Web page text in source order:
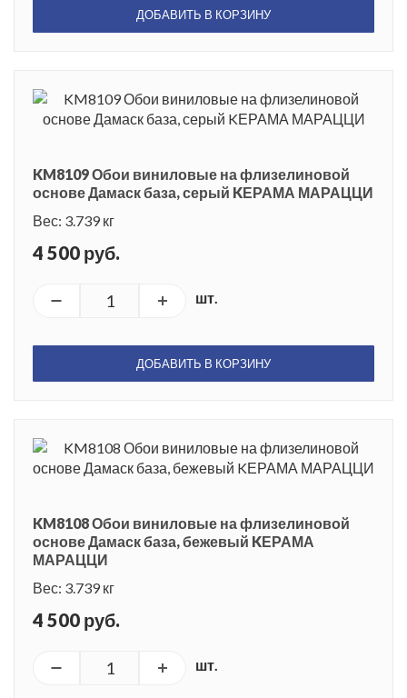
ДОБАВИТЬ В КОРЗИНУ
KM8109 Обои виниловые на флизелиновой
основе Дамаск база, серый KЕРАМА МАРАЦЦИ
Вес: 3.739 кг
4 500 руб.
шт.
ДОБАВИТЬ В КОРЗИНУ
KM8108 Обои виниловые на флизелиновой
основе Дамаск база, бежевый KЕРАМА
МАРАЦЦИ
Вес: 3.739 кг
4 500 руб.
шт.